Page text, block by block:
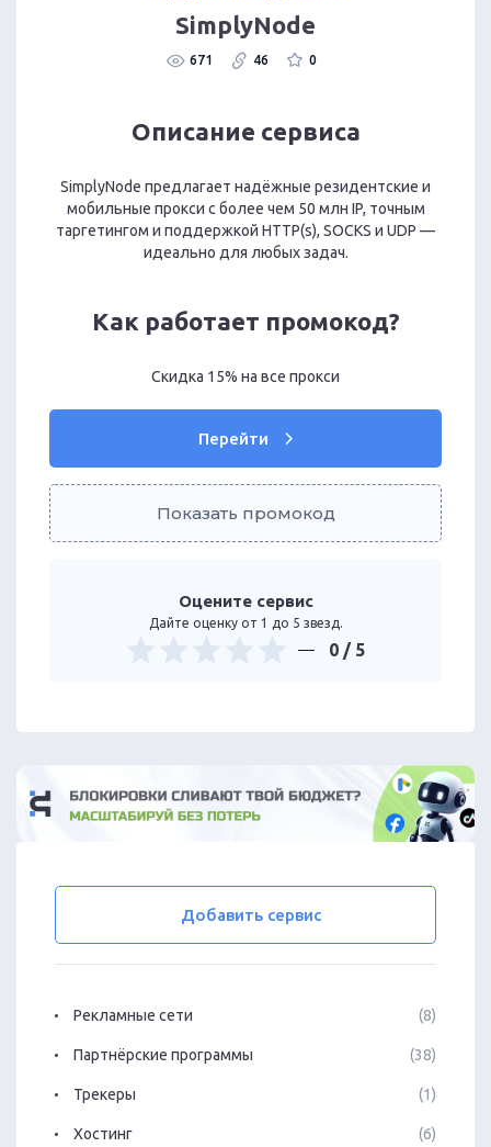
SimplyNode
671 46 0
Описание сервиса
SimplyNode предлагает надёжные резидентские и
мобильные прокси с более чем 50 млн IP, точным
таргетингом и поддержкой HTTP(s), SOCKS и UDP —
идеально для любых задач.
Как работает промокод?
Скидка 15% на все прокси
Перейти
Показать промокод
Оцените сервис
Дайте оценку от 1 до 5 звезд.
0 / 5
Добавить сервис
Рекламные сети (8)
Партнёрские программы (38)
Трекеры (1)
Хостинг (6)